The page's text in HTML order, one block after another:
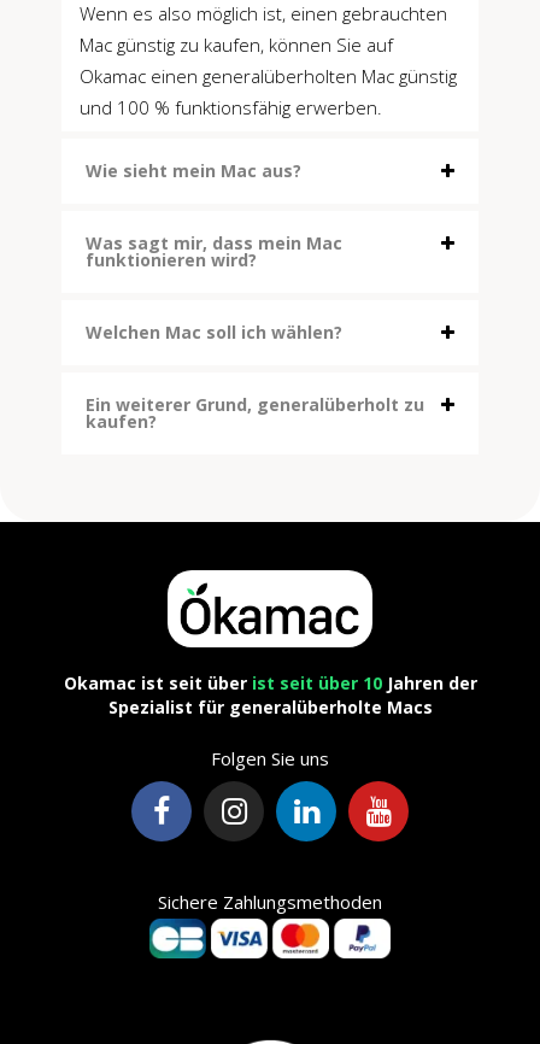
Wenn es also möglich ist, einen gebrauchten
Mac günstig zu kaufen, können Sie auf
Okamac einen generalüberholten Mac günstig
und 100 % funktionsfähig erwerben.
Wie sieht mein Mac aus?
Was sagt mir, dass mein Mac
funktionieren wird?
Welchen Mac soll ich wählen?
Ein weiterer Grund, generalüberholt zu
kaufen?
Okamac ist seit über ist seit über 10 Jahren der
Spezialist für generalüberholte Macs
Folgen Sie uns
Sichere Zahlungsmethoden